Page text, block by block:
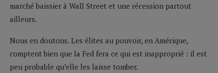
marché baissier à Wall Street et une récession partout
ailleurs.
Nous en doutons. Les élites au pouvoir, en Amérique,
comptent bien que la Fed fera ce qui est inapproprié : il est
peu probable qu’elle les laisse tomber.